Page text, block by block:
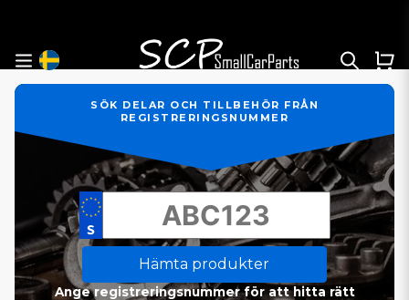
SÖK DELAR OCH TILLBEHÖR FRÅN
REGISTRERINGSNUMMER
Hämta produkter
Ange registreringsnummer för att hitta rätt